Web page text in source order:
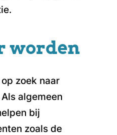
zoek naar
algemeen
bij
zoals de